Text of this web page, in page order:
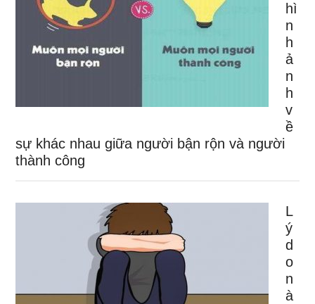
hì
n
h
ả
n
h
v
ề
sự khác nhau giữa người bận rộn và người
thành công
L
ý
d
o
n
à